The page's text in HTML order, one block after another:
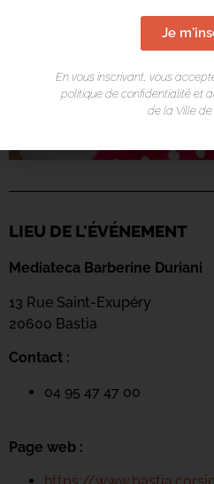
LIEU DE L'ÉVÉNEMENT
Mediateca Barberine Duriani
13 Rue Saint-Exupéry
20600 Bastia
Contact :
04 95 47 47 00
Page web :
Je
En vous inscrivant, vous
politique de confidentialité et
de la Ville de